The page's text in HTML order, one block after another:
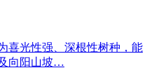
喜光性强、深根性树种，能
向阳山坡…